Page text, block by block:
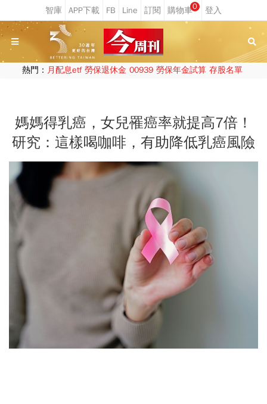
0
熱門： 月配息etf 勞保退休金 00939 勞保年金試算 存股名單
媽媽得乳癌，女兒罹癌率就提高7倍！
研究：這樣喝咖啡，有助降低乳癌風險